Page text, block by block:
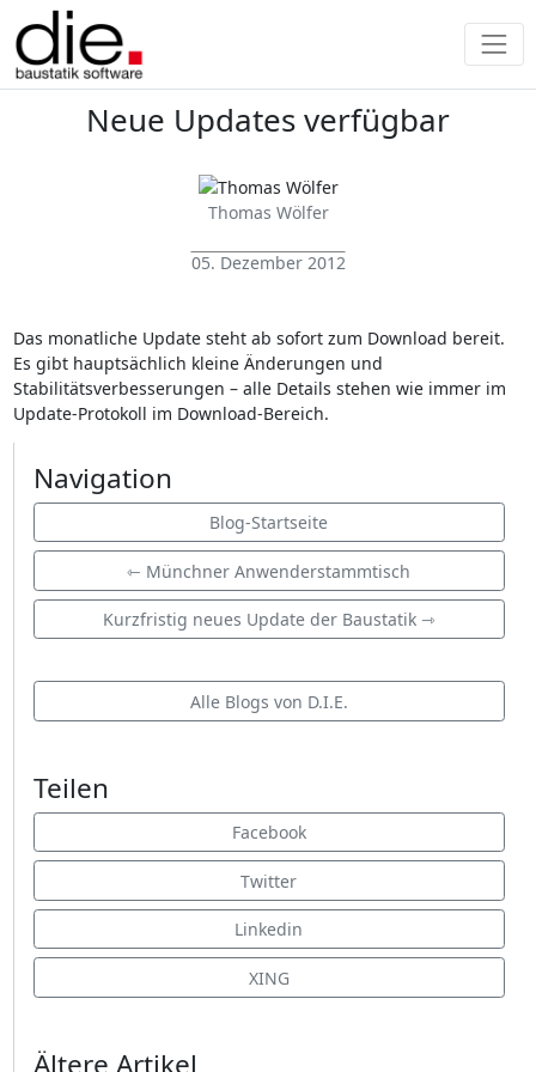
Neue Updates verfügbar
Thomas Wölfer
05. Dezember 2012
Das monatliche Update steht ab sofort zum Download bereit.
Es gibt hauptsächlich kleine Änderungen und
Stabilitätsverbesserungen – alle Details stehen wie immer im
Update-Protokoll im Download-Bereich.
Navigation
Blog-Startseite
⇽ Münchner Anwenderstammtisch
Kurzfristig neues Update der Baustatik ⇾
Alle Blogs von D.I.E.
Teilen
Facebook
Twitter
Linkedin
XING
Ältere Artikel